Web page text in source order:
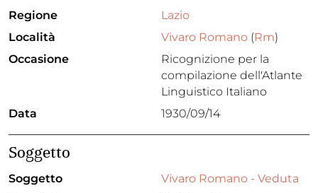
Regione
Lazio
Località
Vivaro Romano (Rm)
Occasione
Ricognizione per la
compilazione dell'Atlante
Linguistico Italiano
Data
1930/09/14
Soggetto
Soggetto
Vivaro Romano - Veduta